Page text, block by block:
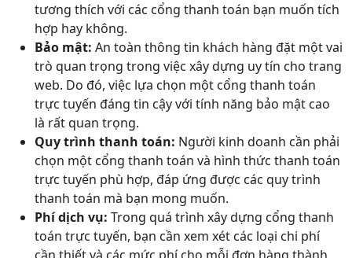
tương thích với các cổng thanh toán bạn muốn tích
hợp hay không.
Bảo mật: An toàn thông tin khách hàng đặt một vai
trò quan trọng trong việc xây dựng uy tín cho trang
web. Do đó, việc lựa chọn một cổng thanh toán
trực tuyến đáng tin cậy với tính năng bảo mật cao
là rất quan trọng.
Quy trình thanh toán: Người kinh doanh cần phải
chọn một cổng thanh toán và hình thức thanh toán
trực tuyến phù hợp, đáp ứng được các quy trình
thanh toán mà bạn mong muốn.
Phí dịch vụ: Trong quá trình xây dựng cổng thanh
toán trực tuyến, bạn cần xem xét các loại chi phí